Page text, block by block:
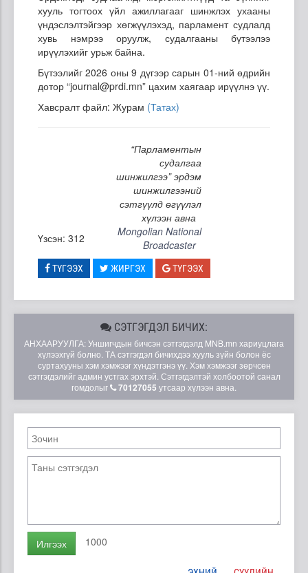
хууль тогтоох үйл ажиллагааг шинжлэх ухааны
үндэслэлтэйгээр хөгжүүлэхэд, парламент судлалд
хувь нэмрээ оруулж, судалгааны бүтээлээ
ирүүлэхийг урьж байна.
Бүтээлийг 2026 оны 9 дүгээр сарын 01-ний өдрийн
дотор “journal@prdi.mn” цахим хаягаар ирүүлнэ үү.
Хавсралт файл: Журам (Татах)
“Парламентын
судалгаа
шинжилгээ” эрдэм
шинжилгээний
сэтгүүлд өгүүлэл
хүлээн авна
Үзсэн: 312
Mongolian National
Broadcaster
ТҮГЭЭХ ЖИРГЭХ ТҮГЭЭХ
СЭТГЭГДЭЛ БИЧИХ:
АНХААРУУЛГА: Уншигчдын бичсэн сэтгэгдэлд MNB.mn хариуцлага
хүлээхгүй болно. ТА сэтгэгдэл бичихдээ хууль зүйн болон ёс
суртахууны хэм хэмжээг хүндэтгэнэ үү. Хэм хэмжээг зөрчсөн
сэтгэгдэлийг админ устгах эрхтэй. Сэтгэгдэлтэй холбоотой санал
гомдолыг
70127055 утсаар хүлээн авна.
Илгээх 1000